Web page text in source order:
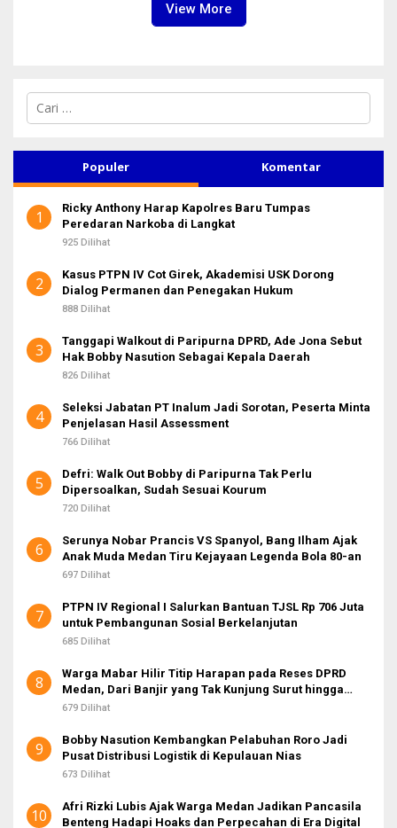
View More
C
i
n
u
k
Populer Komentar
1
Ricky Anthony Harap Kapolres Baru Tumpas
Peredaran Narkoba di Langkat
925 Dilihat
2
Kasus PTPN IV Cot Girek, Akademisi USK Dorong
Dialog Permanen dan Penegakan Hukum
888 Dilihat
3
Tanggapi Walkout di Paripurna DPRD, Ade Jona Sebut
Hak Bobby Nasution Sebagai Kepala Daerah
826 Dilihat
4
Seleksi Jabatan PT Inalum Jadi Sorotan, Peserta Minta
Penjelasan Hasil Assessment
766 Dilihat
5
Defri: Walk Out Bobby di Paripurna Tak Perlu
Dipersoalkan, Sudah Sesuai Kourum
720 Dilihat
6
Serunya Nobar Prancis VS Spanyol, Bang Ilham Ajak
Anak Muda Medan Tiru Kejayaan Legenda Bola 80-an
697 Dilihat
7
PTPN IV Regional I Salurkan Bantuan TJSL Rp 706 Juta
untuk Pembangunan Sosial Berkelanjutan
685 Dilihat
8
Warga Mabar Hilir Titip Harapan pada Reses DPRD
Medan, Dari Banjir yang Tak Kunjung Surut hingga
Layanan IKD
679 Dilihat
9
Bobby Nasution Kembangkan Pelabuhan Roro Jadi
Pusat Distribusi Logistik di Kepulauan Nias
673 Dilihat
10
Afri Rizki Lubis Ajak Warga Medan Jadikan Pancasila
Benteng Hadapi Hoaks dan Perpecahan di Era Digital